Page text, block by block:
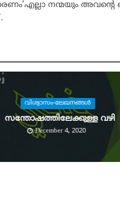
നന്മയും അവന്റെ
വിശ്വാസം-ലേഖനങ്ങള്‍
സന്തോഷത്തിലേക്കുള്ള വഴി
December 4, 2020